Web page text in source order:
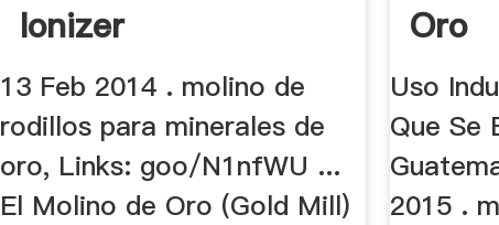
Ionizer
13 Feb 2014 . molino de
rodillos para minerales de
oro, Links: goo/N1nfWU ...
El Molino de Oro (Gold Mill)
Oro
Uso
Que Se
2015 .